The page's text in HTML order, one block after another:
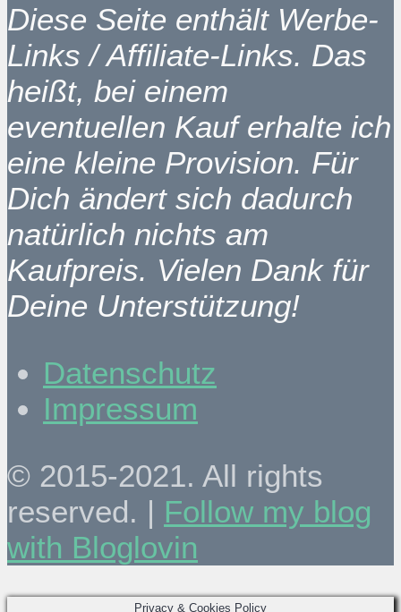
Diese Seite enthält Werbe-
Links / Affiliate-Links. Das
heißt, bei einem
eventuellen Kauf erhalte ich
eine kleine Provision. Für
Dich ändert sich dadurch
natürlich nichts am
Kaufpreis. Vielen Dank für
Deine Unterstützung!
Datenschutz
Impressum
© 2015-2021. All rights
reserved. | Follow my blog
with Bloglovin
Privacy & Cookies Policy